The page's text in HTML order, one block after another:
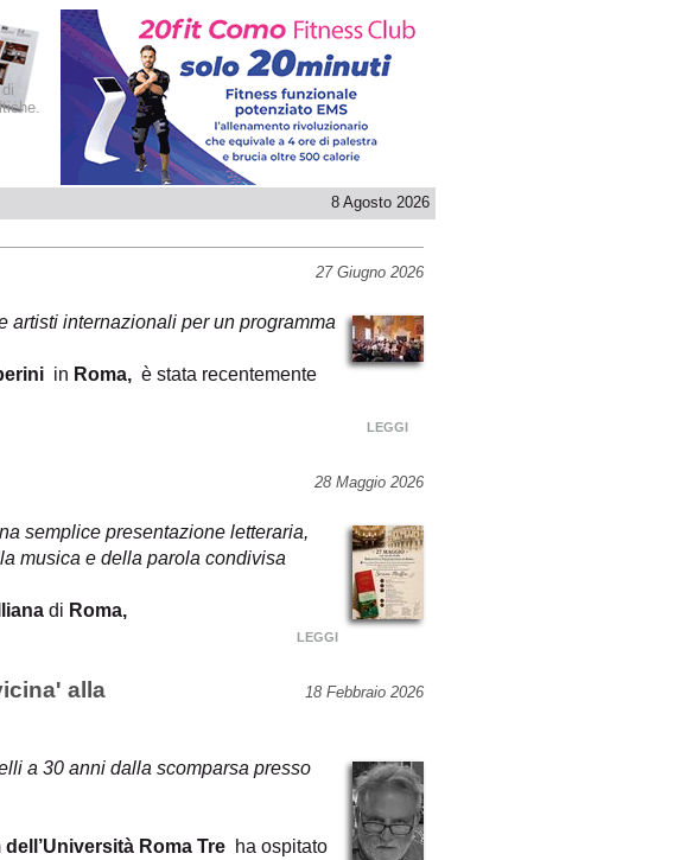
8 Agosto 2026
27 Giugno 2026
artisti internazionali per un programma
in Roma, è stata recentemente
LEGGI
28 Maggio 2026
semplice presentazione letteraria,
musica e della parola condivisa
di Roma,
LEGGI
alla
18 Febbraio 2026
a 30 anni dalla scomparsa presso
Roma Tre ha ospitato